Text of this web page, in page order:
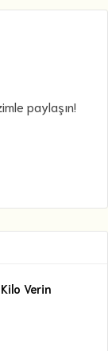
paylaşın!
Verin